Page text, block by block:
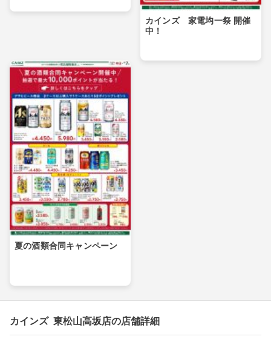
カインズ 家電均一祭 開催
中！
夏の酒類合同キャンペーン
カインズ 東松山高坂店の店舗詳細